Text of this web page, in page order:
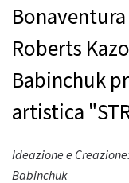
Roberts
Babinchuk
artistica
Ideazione e
Babinchuk